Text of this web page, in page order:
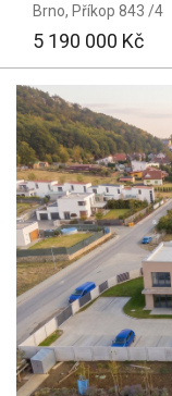
Brno, Příkop 843 /4
5 190 000 Kč